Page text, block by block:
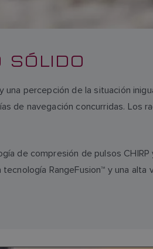
percepción de la situación
de navegación concurridas. Los
de compresión de pulsos
RangeFusion™ y una alta